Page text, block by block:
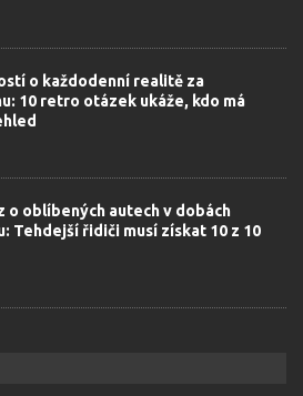
o každodenní realitě za
10 retro otázek ukáže, kdo má
o oblíbených autech v dobách
Tehdejší řidiči musí získat 10 z 10